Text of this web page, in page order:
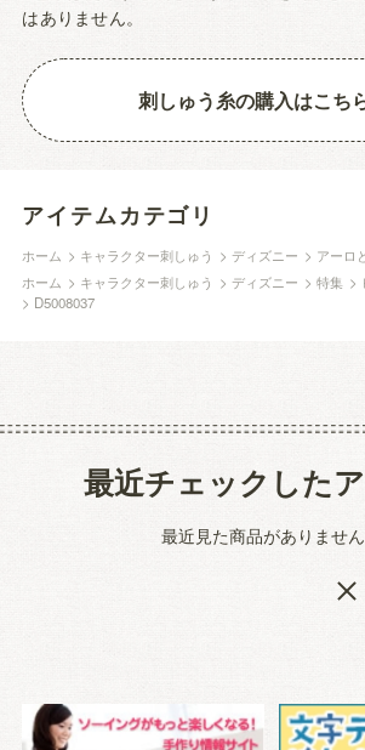
はありません。
刺しゅう糸の購入はこち
アイテムカテゴリ
ホーム > キャラクター刺しゅう >ディズニー > アーロ
ホーム > キャラクター刺しゅう >ディズニー >特集 >
> D5008037
最近チェックした
最近見た商品がありません